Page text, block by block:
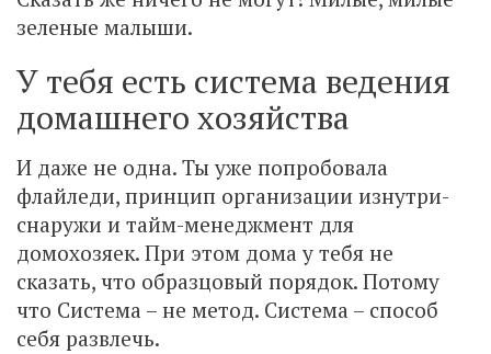
зеленые малыши.
У тебя есть система ведения
домашнего хозяйства
И даже не одна. Ты уже попробовала
флайледи, принцип организации изнутри-
снаружи и тайм-менеджмент для
домохозяек. При этом дома у тебя не
сказать, что образцовый порядок. Потому
что Система – не метод. Система – способ
себя развлечь.